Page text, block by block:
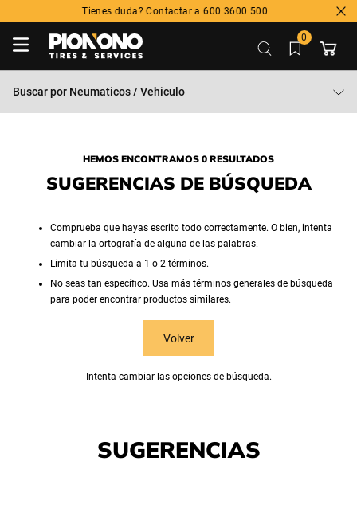
Tienes duda? Contactar a 600 3600 500
0
Buscar por Neumaticos / Vehiculo
HEMOS ENCONTRAMOS 0 RESULTADOS
SUGERENCIAS DE BÚSQUEDA
Comprueba que hayas escrito todo correctamente. O bien, intenta
cambiar la ortografía de alguna de las palabras.
Limita tu búsqueda a 1 o 2 términos.
No seas tan específico. Usa más términos generales de búsqueda
para poder encontrar productos similares.
Volver
Intenta cambiar las opciones de búsqueda.
SUGERENCIAS